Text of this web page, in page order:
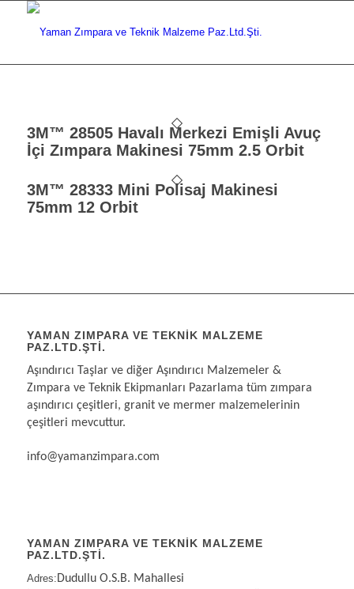
3M™ 28505 Havalı Merkezi Emişli Avuç
İçi Zımpara Makinesi 75mm 2.5 Orbit
3M™ 28333 Mini Polisaj Makinesi
75mm 12 Orbit
YAMAN ZIMPARA VE TEKNIK MALZEME
PAZ.LTD.ŞTI.
Aşındırıcı Taşlar ve diğer Aşındırıcı Malzemeler &
Zımpara ve Teknik Ekipmanları Pazarlama tüm zımpara
aşındırıcı çeşitleri, granit ve mermer malzemelerinin
çeşitleri mevcuttur.
info@yamanzimpara.com
YAMAN ZIMPARA VE TEKNİK MALZEME
PAZ.LTD.ŞTİ.
Adres: Dudullu O.S.B. Mahallesi